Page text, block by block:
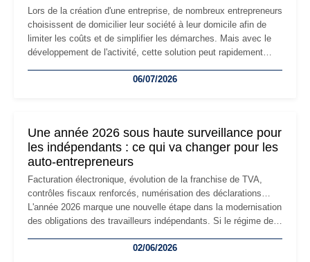
Lors de la création d'une entreprise, de nombreux entrepreneurs
choisissent de domicilier leur société à leur domicile afin de
limiter les coûts et de simplifier les démarches. Mais avec le
développement de l'activité, cette solution peut rapidement
professionnels, recrutement, image de marque… Le
06/07/2026
Une année 2026 sous haute surveillance pour
les indépendants : ce qui va changer pour les
auto-entrepreneurs
Facturation électronique, évolution de la franchise de TVA,
contrôles fiscaux renforcés, numérisation des déclarations…
L'année 2026 marque une nouvelle étape dans la modernisation
des obligations des travailleurs indépendants. Si le régime de
les auto-entrepreneurs devront s'adapter à un environnement
02/06/2026